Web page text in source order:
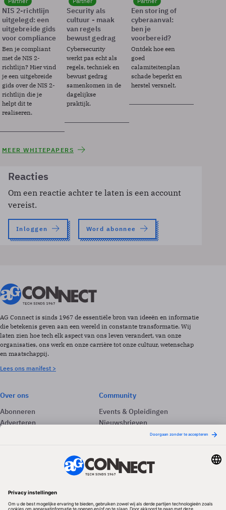
NIS 2-richtlijn
uitgelegd: een
uitgebreide gids
voor compliance
Ben je compliant
met de NIS 2-
richtlijn? Hier vind
je een uitgebreide
gids over de NIS 2-
richtlijn die je
helpt dit te
realiseren.
Security als
cultuur - maak
van regels
bewust gedrag
Cybersecurity
werkt pas echt als
regels, techniek en
bewust gedrag
samenkomen in de
dagelijkse
praktijk.
Een storing of
cyberaanval:
ben je
voorbereid?
Ontdek hoe een
goed
calamiteitenplan
schade beperkt en
herstel versnelt.
MEER WHITEPAPERS
Reacties
Om een reactie achter te laten is een account
vereist.
Inloggen Word abonnee
AG Connect is sinds 1967 de essentiële bron van ideeën en informatie
die betekenis geven aan een wereld in constante transformatie. Wij
laten zien hoe tech elk aspect van ons leven verandert, van onze
organisaties, ons werk en onze carrière tot onze cultuur, wetenschap
en maatschappij.
Lees ons manifest >
Over ons
Abonneren
Adverteren
Community
Events & Opleidingen
Nieuwsbrieven
Volg ons